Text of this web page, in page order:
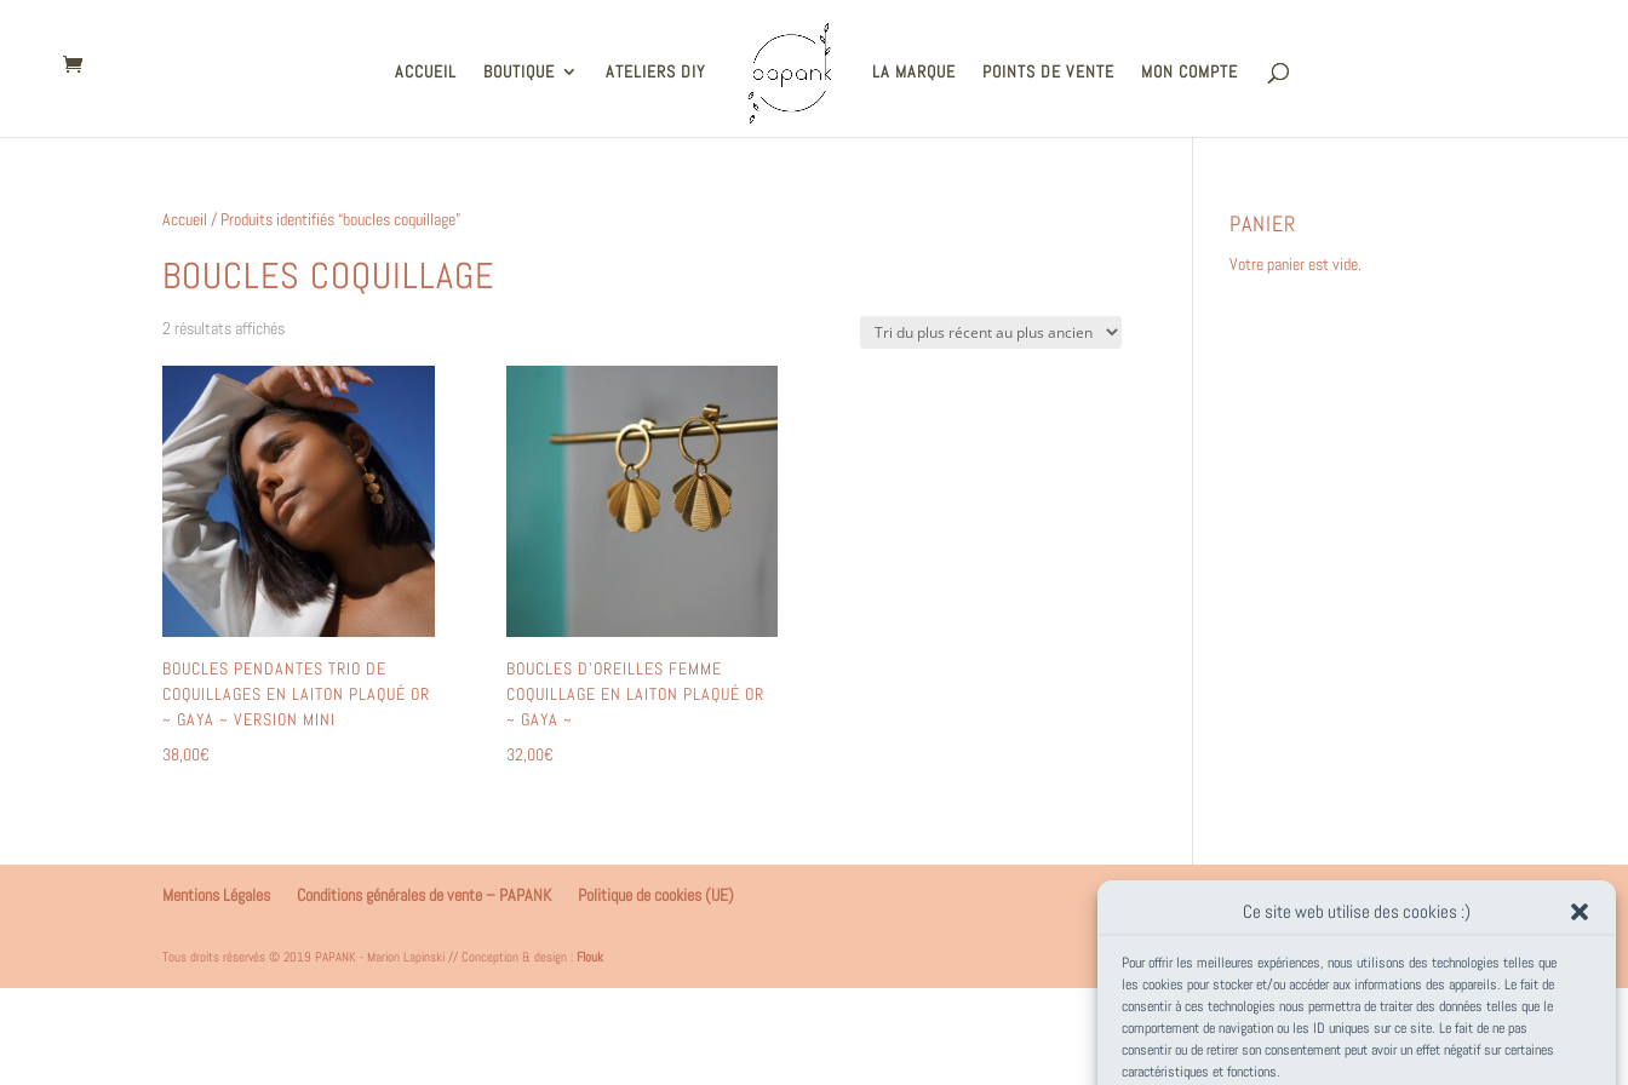
Ce site web utilise des cookies :)
Pour offrir les meilleures expériences, nous utilisons des technologies telles que
les cookies pour stocker et/ou accéder aux informations des appareils. Le fait de
consentir à ces technologies nous permettra de traiter des données telles que le
comportement de navigation ou les ID uniques sur ce site. Le fait de ne pas
consentir ou de retirer son consentement peut avoir un effet négatif sur certaines
caractéristiques et fonctions.
ACCUEIL BOUTIQUE ATELIERS DIY LA MARQUE POINTS DE VENTE MON COMPTE
Accueil / Produits identifiés “boucles coquillage”
BOUCLES COQUILLAGE
2 résultats affichésTrié
plus
récent
au
plus
ancien
BOUCLES PENDANTES TRIO DE
COQUILLAGES EN LAITON PLAQUÉ OR
~ GAYA ~ VERSION MINI
38,00€
BOUCLES D’OREILLES FEMME
COQUILLAGE EN LAITON PLAQUÉ OR
~ GAYA ~
32,00€
PANIER
Votre panier est vide.
Mentions Légales Conditions générales de vente – PAPANK Politique de cookies (UE)
Tous droits réservés © 2019 PAPANK - Marion Lapinski // Conception & design : Flouk